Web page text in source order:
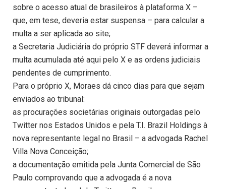
sobre o acesso atual de brasileiros à plataforma X –
que, em tese, deveria estar suspensa – para calcular a
multa a ser aplicada ao site;
a Secretaria Judiciária do próprio STF deverá informar a
multa acumulada até aqui pelo X e as ordens judiciais
pendentes de cumprimento.
Para o próprio X, Moraes dá cinco dias para que sejam
enviados ao tribunal:
as procurações societárias originais outorgadas pelo
Twitter nos Estados Unidos e pela T.I. Brazil Holdings à
nova representante legal no Brasil – a advogada Rachel
Villa Nova Conceição;
a documentação emitida pela Junta Comercial de São
Paulo comprovando que a advogada é a nova